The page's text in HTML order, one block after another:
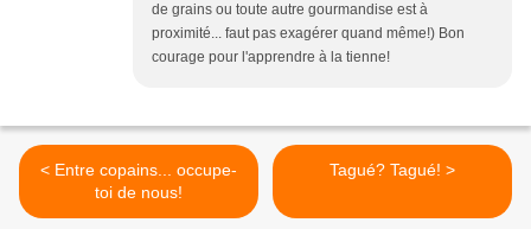
de grains ou toute autre gourmandise est à
proximité... faut pas exagérer quand même!) Bon
courage pour l'apprendre à la tienne!
< Entre copains... occupe-
toi de nous!
Tagué? Tagué! >